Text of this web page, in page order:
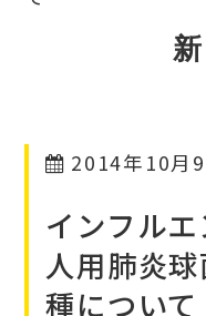
2014年10月9
インフル
人用肺炎
種について